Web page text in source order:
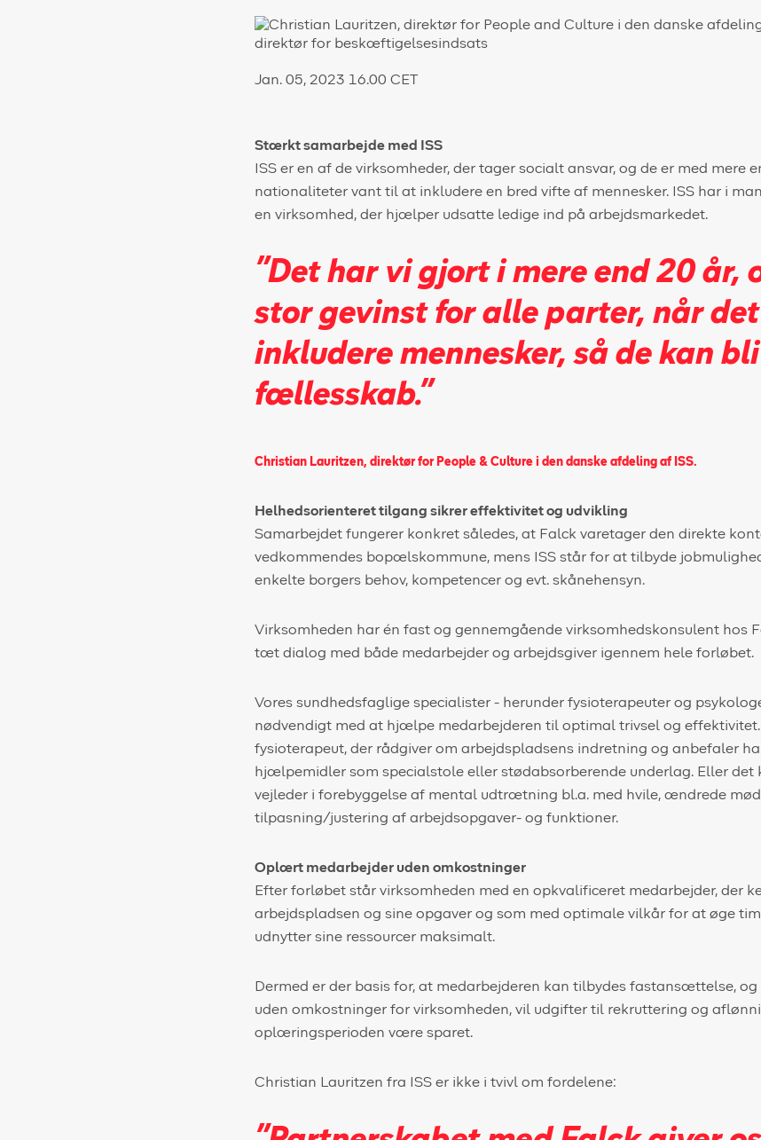
Jan. 05, 2023 16.00 CET
Stærkt samarbejde med ISS
ISS er en af de virksomheder, der tager socialt ansvar, og de er med mere
nationaliteter vant til at inkludere en bred vifte af mennesker. ISS har i
en virksomhed, der hjælper udsatte ledige ind på arbejdsmarkedet.
"Det har vi gjort i mere end 20 år,
stor gevinst for alle parter, når
inkludere mennesker, så de kan
fællesskab.”
Christian Lauritzen, direktør for People & Culture i den danske afdeling af ISS.
Helhedsorienteret tilgang sikrer effektivitet og udvikling
Samarbejdet fungerer konkret således, at Falck varetager den direkte
vedkommendes bopælskommune, mens ISS står for at tilbyde
enkelte borgers behov, kompetencer og evt. skånehensyn.
Virksomheden har én fast og gennemgående virksomhedskonsulent hos
tæt dialog med både medarbejder og arbejdsgiver igennem hele forløbet.
Vores sundhedsfaglige specialister - herunder fysioterapeuter og
nødvendigt med at hjælpe medarbejderen til optimal trivsel og
fysioterapeut, der rådgiver om arbejdspladsens indretning og anbefaler
hjælpemidler som specialstole eller stødabsorberende underlag. Eller det
vejleder i forebyggelse af mental udtrætning bl.a. med hvile, ændrede
tilpasning/justering af arbejdsopgaver- og funktioner.
Oplært medarbejder uden omkostninger
Efter forløbet står virksomheden med en opkvalificeret medarbejder, der
arbejdspladsen og sine opgaver og som med optimale vilkår for at øge
udnytter sine ressourcer maksimalt.
Dermed er der basis for, at medarbejderen kan tilbydes fastansættelse,
uden omkostninger for virksomheden, vil udgifter til rekruttering og
oplæringsperioden være sparet.
Christian Lauritzen fra ISS er ikke i tvivl om fordelene: